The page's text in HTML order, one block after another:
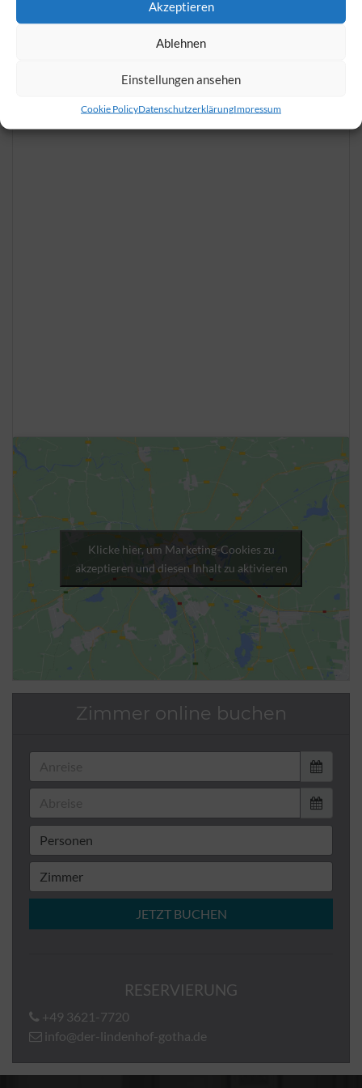
Akzeptieren
Ablehnen
Einstellungen ansehen
Cookie PolicyDatenschutzerklärungImpressum
Tisch reservieren
Klicke hier, um Marketing-Cookies zu
akzeptieren und diesen Inhalt zu aktivieren
Zimmer online buchen
JETZT BUCHEN
RESERVIERUNG
+49 3621-7720
info@der-lindenhof-gotha.de